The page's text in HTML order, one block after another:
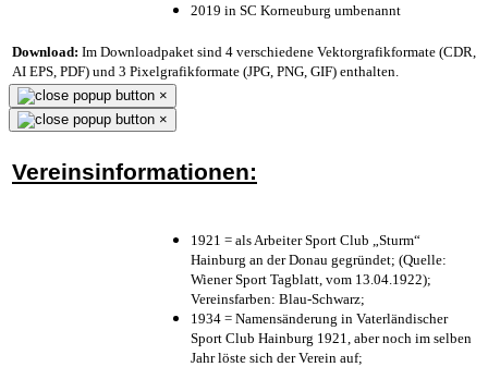
2019 in SC Korneuburg umbenannt
Download: Im Downloadpaket sind 4 verschiedene Vektorgrafikformate (CDR,
AI EPS, PDF) und 3 Pixelgrafikformate (JPG, PNG, GIF) enthalten.
×
×
Vereinsinformationen:
1921 = als Arbeiter Sport Club „Sturm“
Hainburg an der Donau gegründet; (Quelle:
Wiener Sport Tagblatt, vom 13.04.1922);
Vereinsfarben: Blau-Schwarz;
1934 = Namensänderung in Vaterländischer
Sport Club Hainburg 1921, aber noch im selben
Jahr löste sich der Verein auf;